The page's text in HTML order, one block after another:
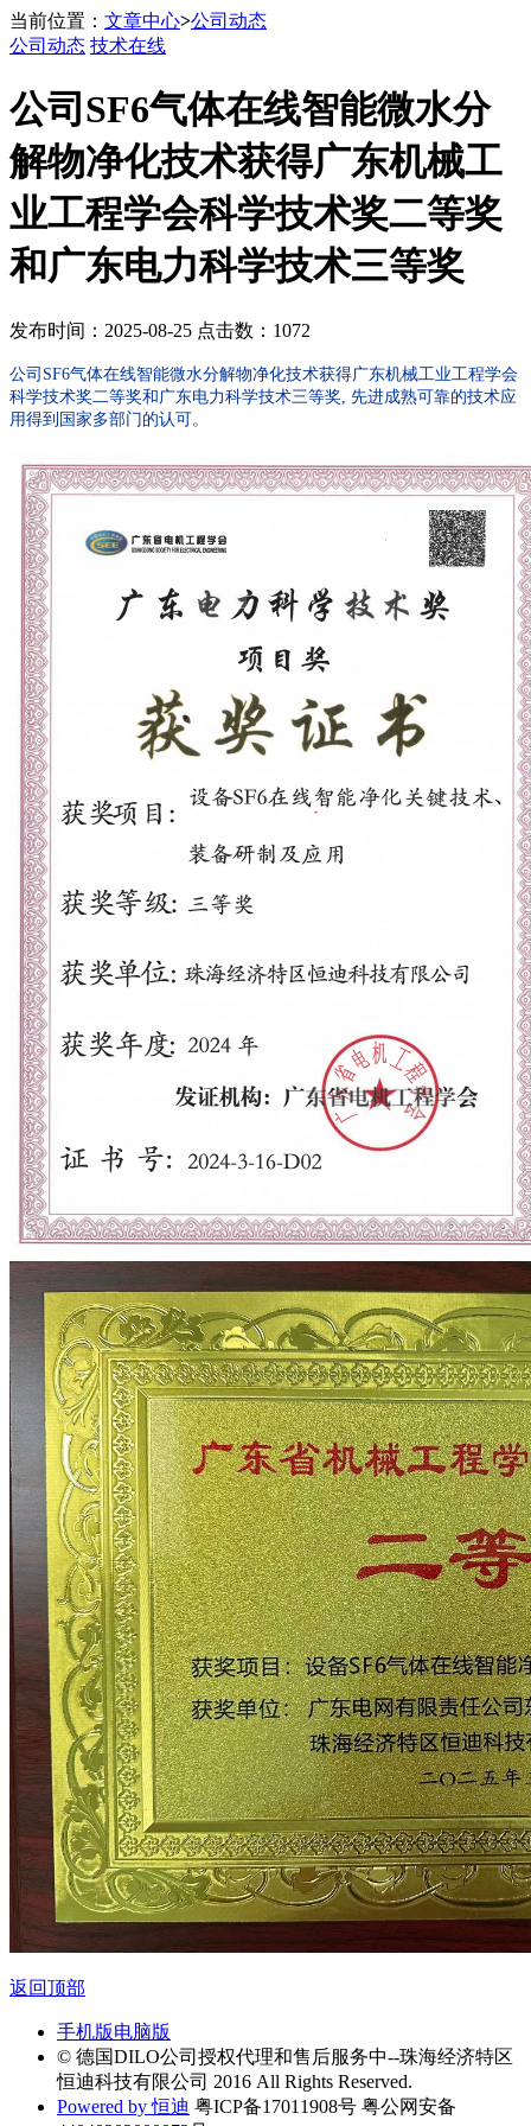
当前位置： 文章中心>公司动态
公司动态 技术在线
公司SF6气体在线智能微水分
解物净化技术获得广东机械工
业工程学会科学技术奖二等奖
和广东电力科学技术三等奖
发布时间：2025-08-25 点击数：1072
公司SF6气体在线智能微水分解物净化技术获得广东机械工业工程学会
科学技术奖二等奖和广东电力科学技术三等奖, 先进成熟可靠的技术应
用得到国家多部门的认可。
返回顶部
手机版电脑版
© 德国DILO公司授权代理和售后服务中--珠海经济特区
恒迪科技有限公司 2016 All Rights Reserved.
Powered by 恒迪 粤ICP备17011908号 粤公网安备